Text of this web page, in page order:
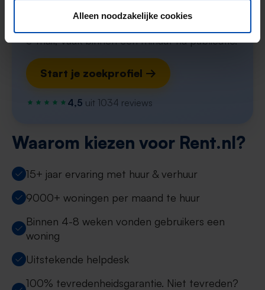
Alleen noodzakelijke cookies
elke nieuwe match direct via WhatsApp en
e-mail, vaak binnen een minuut na publicatie.
Start je zoekprofiel →
4,5 uit 1034 reviews
Waarom kiezen voor Rent.nl?
15+ jaar ervaring met huur & verhuur
9000+ woningen per maand te huur
Binnen 4-8 weken vonden gebruikers een
woning
Uitstekende helpdesk
100% tevredenheidsgarantie. Niet tevreden?